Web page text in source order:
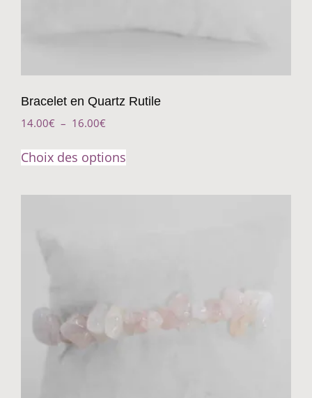
Bracelet en Quartz Rutile
14.00€ – 16.00€
Choix des options